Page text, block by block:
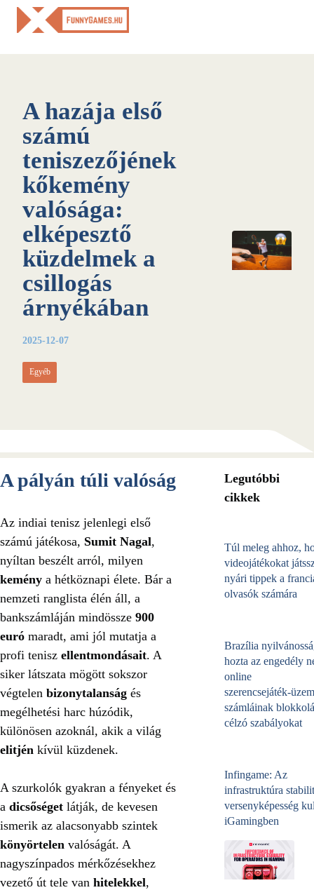
Skip
A hazája első
számú
teniszezőjének
kőkemény
valósága:
elképesztő
küzdelmek a
csillogás
árnyékában
2025-12-07
Egyéb
A pályán túli valóság
Az indiai tenisz jelenlegi első
számú játékosa, Sumit Nagal,
nyíltan beszélt arról, milyen
kemény a hétköznapi élete. Bár a
nemzeti ranglista élén áll, a
bankszámláján mindössze 900
euró maradt, ami jól mutatja a
profi tenisz ellentmondásait. A
siker látszata mögött sokszor
végtelen bizonytalanság és
megélhetési harc húzódik,
különösen azoknál, akik a világ
elitjén kívül küzdenek.
A szurkolók gyakran a fényeket és
a dicsőséget látják, de kevesen
ismerik az alacsonyabb szintek
könyörtelen valóságát. A
nagyszínpados mérkőzésekhez
vezető út tele van hitelekkel,
Legutóbbi
cikkek
Túl meleg ahhoz,
videojátékokat
nyári tippek a
olvasók számára
Brazília
hozta az engedély
online
számláinak
célzó szabályokat
Infingame: Az
infrastruktúra
versenyképesség
iGamingben